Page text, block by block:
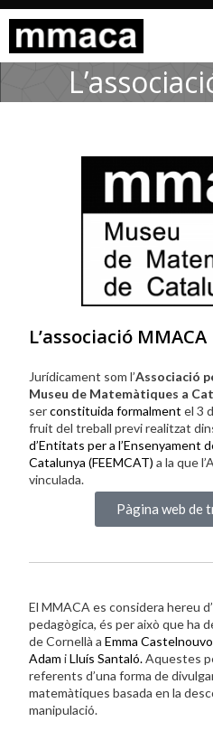
L’associació MMACA
Jurídicament som l’Associació
Museu de Matemàtiques a
serconstituida formalment el 3
fruit del treball previ realitzat
d’Entitats per a l’Ensenyament
Catalunya (FEEMCAT) a la que
vinculada.
Pàgina web de
El MMACA es considera hereu
pedagògica, és per això que ha
de Cornellà aEmma Castelnouvo
Adam iLluís Santaló.Aquestes
referents d’una forma de
matemàtiques basada en la
manipulació.